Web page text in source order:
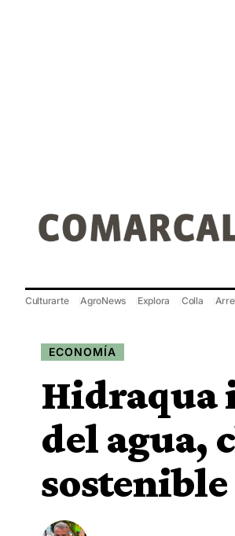
Culturarte AgroNews Explora Colla
ECONOMÍA
Hidraqua
del agua,
sostenible